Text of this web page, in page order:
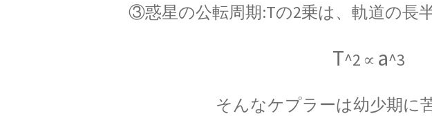
【第一回のノーベル賞受賞者・電子の蛍光現象を実用化】
③惑星の公転周期:Tの2乗は、軌道の長
T^2∝ a^3
そんなケプラーは幼少期に